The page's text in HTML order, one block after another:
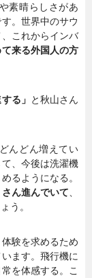
素晴らしさがあ
。世界中のサウ
これからインバ
来る外国人の方
る」 と秋山さん
んどん増えてい
、今後は洗濯機
るようになる。
ん進んでいて
う。
験を求めるため
ます。飛行機に
を体感する。こ